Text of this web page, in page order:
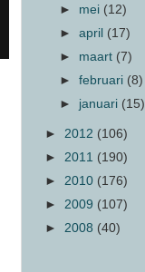
► mei (12)
►april (17)
► maart (7)
►februari (8)
► januari (15)
► 2012 (106)
► 2011 (190)
► 2010 (176)
► 2009 (107)
► 2008 (40)